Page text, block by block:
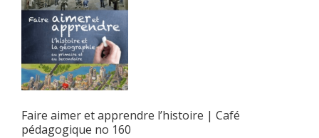
Faire aimer et apprendre l’histoire | Café
pédagogique no 160